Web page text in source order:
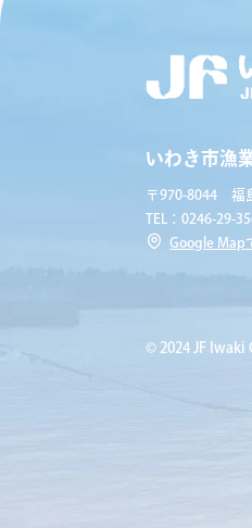
いわき市漁
〒970-8044 福
TEL：0246-29-
Google Map
© 2024 JF Iwaki